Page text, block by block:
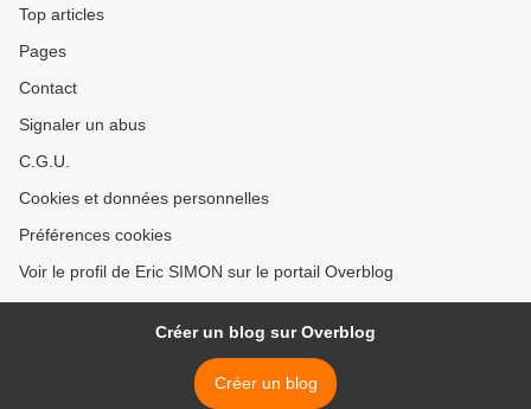
Top articles
Pages
Contact
Signaler un abus
C.G.U.
Cookies et données personnelles
Préférences cookies
Voir le profil de Eric SIMON sur le portail Overblog
Créer un blog sur Overblog
Créer un blog